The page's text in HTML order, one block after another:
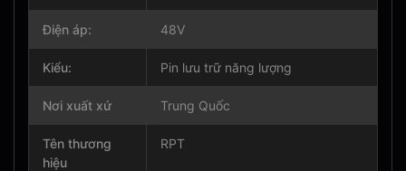
Điện áp: 48V
Kiểu: Pin lưu trữ năng lượng
Nơi xuất xứ Trung Quốc
Tên thương
hiệu
RPT